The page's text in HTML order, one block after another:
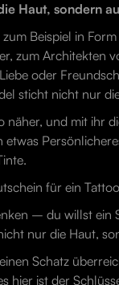
Haut, sondern
Beispiel in
zum Architekten
oder
sticht nicht nur
näher, und mit ihr
für ein
– du willst ein
nur die Haut,
Schatz
hier ist der